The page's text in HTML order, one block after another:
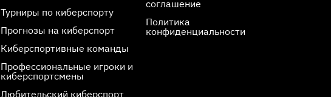
Турниры по киберспорту
Прогнозы на киберспорт
Киберспортивные команды
Профессиональные игроки и
киберспортсмены
Любительский киберспорт
соглашение
Политика
конфиденциальности